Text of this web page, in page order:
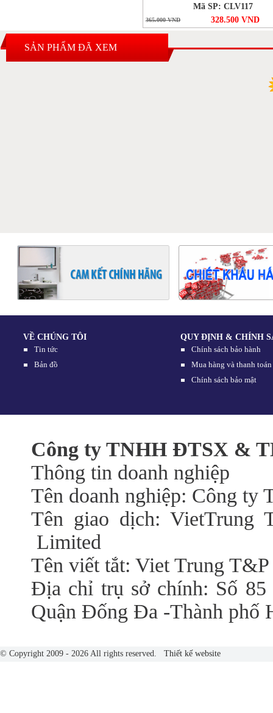
Mã SP: CLV117
365.000 VND 328.500 VND
SẢN PHẨM ĐÃ XEM
VỀ CHÚNG TÔI
Tin tức
Bản đồ
QUY ĐỊNH & CHÍNH
Chính sách bảo hành
Mua hàng và thanh toán
Chính sách bảo mật
Công ty TNHH ĐTSX &
Thông tin doanh nghiệp
Tên doanh nghiệp: Công
Tên giao dịch: VietTrung
Limited
Tên viết tắt: Viet Trung
Địa chỉ trụ sở chính: Số
Quận Đống Đa -Thành phố
© Copyright 2009 - 2026 All rights reserved. Thiết kế website